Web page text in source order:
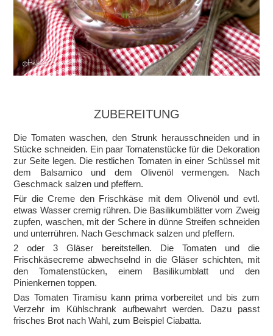
ZUBEREITUNG
Die Tomaten waschen, den Strunk herausschneiden und in
Stücke schneiden. Ein paar Tomatenstücke für die Dekoration
zur Seite legen. Die restlichen Tomaten in einer Schüssel mit
dem Balsamico und dem Olivenöl vermengen. Nach
Geschmack salzen und pfeffern.
Für die Creme den Frischkäse mit dem Olivenöl und evtl.
etwas Wasser cremig rühren. Die Basilikumblätter vom Zweig
zupfen, waschen, mit der Schere in dünne Streifen schneiden
und unterrühren. Nach Geschmack salzen und pfeffern.
2 oder 3 Gläser bereitstellen. Die Tomaten und die
Frischkäsecreme abwechselnd in die Gläser schichten, mit
den Tomatenstücken, einem Basilikumblatt und den
Pinienkernen toppen.
Das Tomaten Tiramisu kann prima vorbereitet und bis zum
Verzehr im Kühlschrank aufbewahrt werden. Dazu passt
frisches Brot nach Wahl, zum Beispiel Ciabatta.